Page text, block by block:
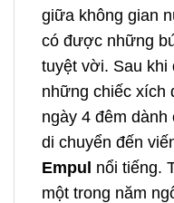
giữa không gian
có được những
tuyệt vời. Sau khi
những chiếc xích
ngày 4 đêm dành
di chuyển đến
Empul nổi tiếng.
một trong năm